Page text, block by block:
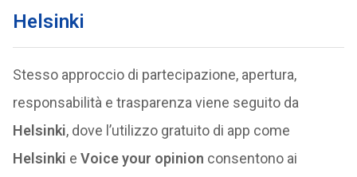
Helsinki
Stesso approccio di partecipazione, apertura,
responsabilità e trasparenza viene seguito da
Helsinki, dove l’utilizzo gratuito di app come
Helsinki e Voice your opinion consentono ai